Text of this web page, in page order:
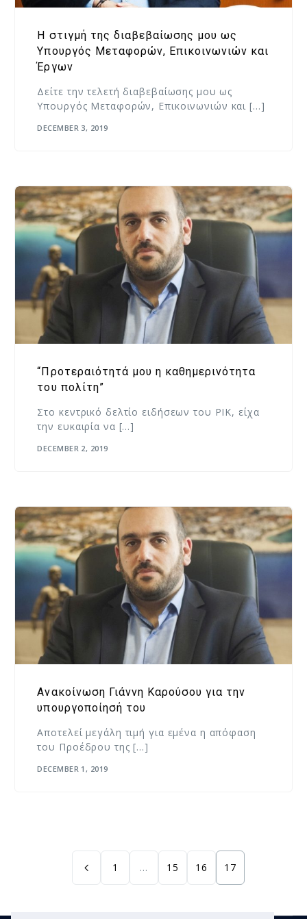
Η στιγμή της διαβεβαίωσης μου ως
Υπουργός Μεταφορών, Επικοινωνιών και
Έργων
Δείτε την τελετή διαβεβαίωσης μου ως
Υπουργός Μεταφορών, Επικοινωνιών και […]
DECEMBER 3, 2019
“Προτεραιότητά μου η καθημερινότητα
του πολίτη”
Στο κεντρικό δελτίο ειδήσεων του ΡΙΚ, είχα
την ευκαιρία να […]
DECEMBER 2, 2019
Ανακοίνωση Γιάννη Καρούσου για την
υπουργοποίησή του
Αποτελεί μεγάλη τιμή για εμένα η απόφαση
του Προέδρου της […]
DECEMBER 1, 2019
1 … 15 16 17